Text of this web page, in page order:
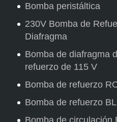
Bomba peristáltica
230V Bomba de
Diafragma
Bomba de diafragma
refuerzo de 115 V
Bomba de refuerzo
Bomba de refuerzo
Bomba de circulación